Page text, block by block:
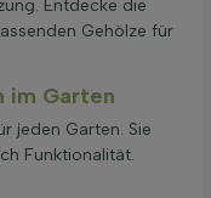
Entdecke die
Gehölze für
im Garten
jeden Garten. Sie
Funktionalität.